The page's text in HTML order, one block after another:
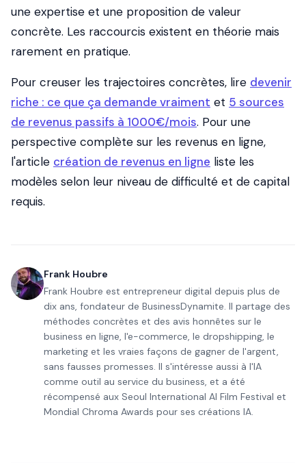
une expertise et une proposition de valeur
concrète. Les raccourcis existent en théorie mais
rarement en pratique.
Pour creuser les trajectoires concrètes, lire devenir
riche : ce que ça demande vraiment et 5 sources
de revenus passifs à 1000€/mois. Pour une
perspective complète sur les revenus en ligne,
l'article création de revenus en ligne liste les
modèles selon leur niveau de difficulté et de capital
requis.
Frank Houbre
Frank Houbre est entrepreneur digital depuis plus de
dix ans, fondateur de BusinessDynamite. Il partage des
méthodes concrètes et des avis honnêtes sur le
business en ligne, l'e-commerce, le dropshipping, le
marketing et les vraies façons de gagner de l'argent,
sans fausses promesses. Il s'intéresse aussi à l'IA
comme outil au service du business, et a été
récompensé aux Seoul International AI Film Festival et
Mondial Chroma Awards pour ses créations IA.